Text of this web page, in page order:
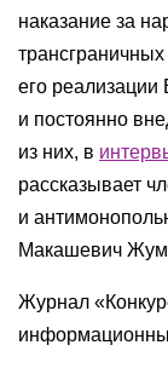
наказание за
его
и постоянно
из них, в
рассказывает
и
Макашевич
Журнал